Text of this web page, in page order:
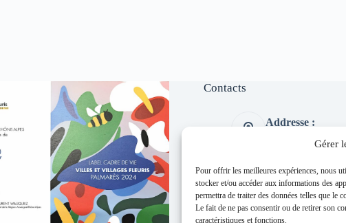
Gérer
Pour offrir les meilleures expériences, nous
stocker et/ou accéder aux informations des
permettra de traiter des données telles que le
Le fait de ne pas consentir ou de retirer son
caractéristiques et fonctions.
Contacts
Addresse :
04 73 97 91 58
E-mail :
mairie@thuret.fr
Permanences :